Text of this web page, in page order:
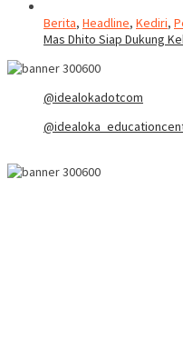
Berita, Headline, Kediri,
Mas Dhito Siap Dukung
@idealokadotcom